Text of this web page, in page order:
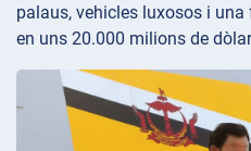
palaus, vehicles luxosos i
en uns 20.000 milions de